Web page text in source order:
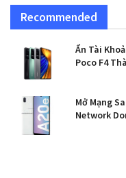
Recommended
Ẩn Tài
Poco F4
Mở Mạng
Network